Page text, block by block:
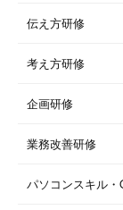
伝え方研修
考え方研修
企画研修
業務改善研修
パソコンスキル